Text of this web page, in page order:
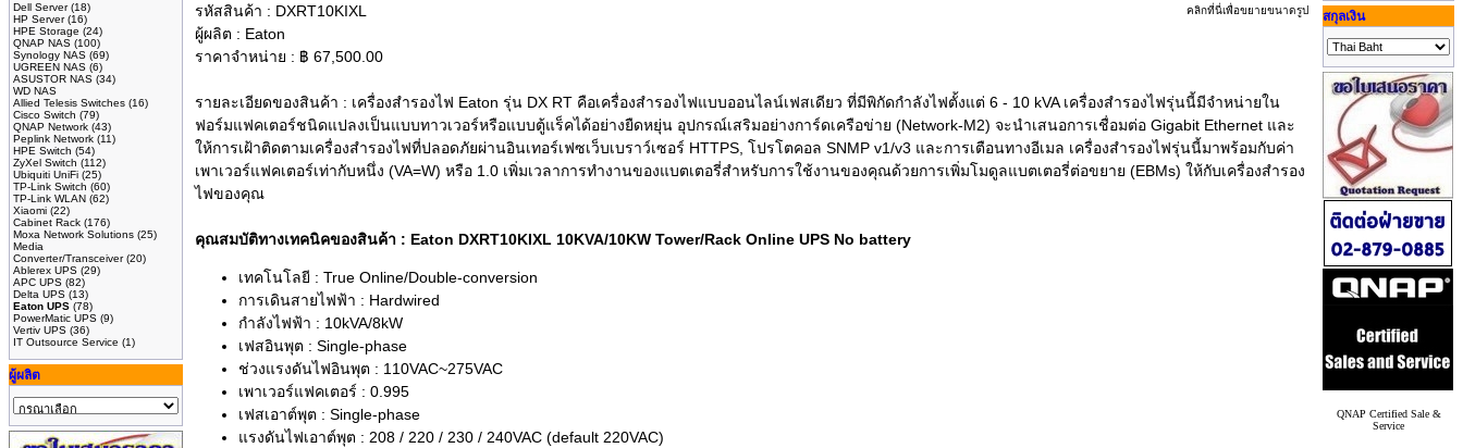
Dell Server(18)
HP Server(16)
HPE Storage (24)
QNAP NAS (100)
Synology NAS (69)
UGREEN NAS (6)
ASUSTOR NAS (34)
WD NAS
Allied Telesis Switches (16)
Cisco Switch (79)
QNAP Network (43)
Peplink Network (11)
HPE Switch (54)
ZyXel Switch (112)
Ubiquiti UniFi (25)
TP-Link Switch (60)
TP-Link WLAN (62)
Xiaomi (22)
Cabinet Rack (176)
Moxa Network Solutions (25)
Media
Converter/Transceiver(20)
Ablerex UPS (29)
APC UPS (82)
Delta UPS (13)
Eaton UPS (78)
PowerMatic UPS (9)
Vertiv UPS (36)
IT Outsource Service (1)
ผู้ผลิต
คลิกที่นี่เพื่อขยายขนาดรูป
รหัสสินค้า : DXRT10KIXL
ผู้ผลิต : Eaton
ราคาจำหน่าย : ฿ 67,500.00
รายละเอียดของสินค้า : เครื่องสำรองไฟ Eaton รุ่น DX RT คือเครื่องสำรองไฟแบบออนไลน์เฟสเดียว ที่มีพิกัดกำลังไฟตั้งแต่ 6 - 10 kVA เครื่องสำรองไฟรุ่นนี้มีจำหน่ายใน
ฟอร์มแฟคเตอร์ชนิดแปลงเป็นแบบทาวเวอร์หรือแบบตู้แร็คได้อย่างยืดหยุ่น อุปกรณ์เสริมอย่างการ์ดเครือข่าย (Network-M2) จะนำเสนอการเชื่อมต่อ Gigabit Ethernet และ
ให้การเฝ้าติดตามเครื่องสำรองไฟที่ปลอดภัยผ่านอินเทอร์เฟซเว็บเบราว์เซอร์ HTTPS, โปรโตคอล SNMP v1/v3 และการเตือนทางอีเมล เครื่องสำรองไฟรุ่นนี้มาพร้อมกับค่า
เพาเวอร์แฟคเตอร์เท่ากับหนึ่ง (VA=W) หรือ 1.0 เพิ่มเวลาการทำงานของแบตเตอรี่สำหรับการใช้งานของคุณด้วยการเพิ่มโมดูลแบตเตอรี่ต่อขยาย (EBMs) ให้กับเครื่องสำรอง
ไฟของคุณ
คุณสมบัติทางเทคนิคของสินค้า : Eaton DXRT10KIXL 10KVA/10KW Tower/Rack Online UPS No battery
เทคโนโลยี : True Online/Double-conversion
การเดินสายไฟฟ้า : Hardwired
กำลังไฟฟ้า : 10kVA/8kW
เฟสอินพุต : Single-phase
ช่วงแรงดันไฟอินพุต : 110VAC~275VAC
เพาเวอร์แฟคเตอร์ : 0.995
เฟสเอาต์พุต : Single-phase
แรงดันไฟเอาต์พุต : 208 / 220 / 230 / 240VAC (default 220VAC)
สกุลเงิน
QNAP Certified Sale &
Service